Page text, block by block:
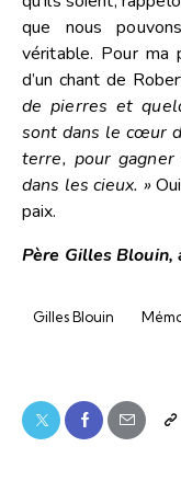
que nous
véritable. Pour ma
d’un chant de
de pierres et
sont dans le cœur
terre, pour
dans les cieux. »
paix.
Père Gilles
Gilles Blouin